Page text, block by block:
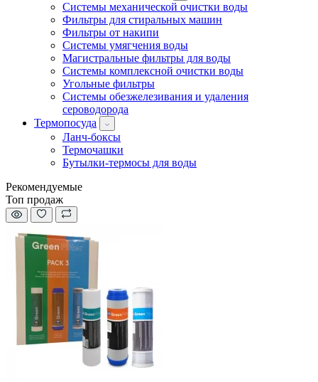
Системы механической очистки воды
Фильтры для стиральных машин
Фильтры от накипи
Системы умягчения воды
Магистральные фильтры для воды
Системы комплексной очистки воды
Угольные фильтры
Системы обезжелезивания и удаления
сероводорода
Термопосуда
Ланч-боксы
Термочашки
Бутылки-термосы для воды
Рекомендуемые
Топ продаж